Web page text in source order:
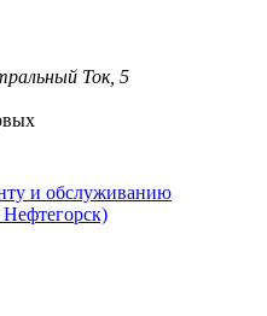
Ток, 5
и обслуживанию
Нефтегорск)